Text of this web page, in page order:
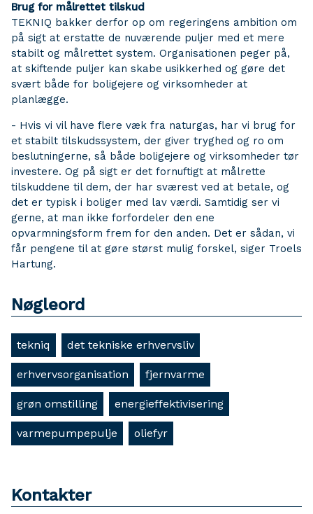
Brug for målrettet tilskud
TEKNIQ bakker derfor op om regeringens ambition om
på sigt at erstatte de nuværende puljer med et mere
stabilt og målrettet system. Organisationen peger på,
at skiftende puljer kan skabe usikkerhed og gøre det
svært både for boligejere og virksomheder at
planlægge.
- Hvis vi vil have flere væk fra naturgas, har vi brug for
et stabilt tilskudssystem, der giver tryghed og ro om
beslutningerne, så både boligejere og virksomheder tør
investere. Og på sigt er det fornuftigt at målrette
tilskuddene til dem, der har sværest ved at betale, og
det er typisk i boliger med lav værdi. Samtidig ser vi
gerne, at man ikke forfordeler den ene
opvarmningsform frem for den anden. Det er sådan, vi
får pengene til at gøre størst mulig forskel, siger Troels
Hartung.
Nøgleord
tekniq det tekniske erhvervsliv
erhvervsorganisation fjernvarme
grøn omstilling energieffektivisering
varmepumpepulje oliefyr
Kontakter